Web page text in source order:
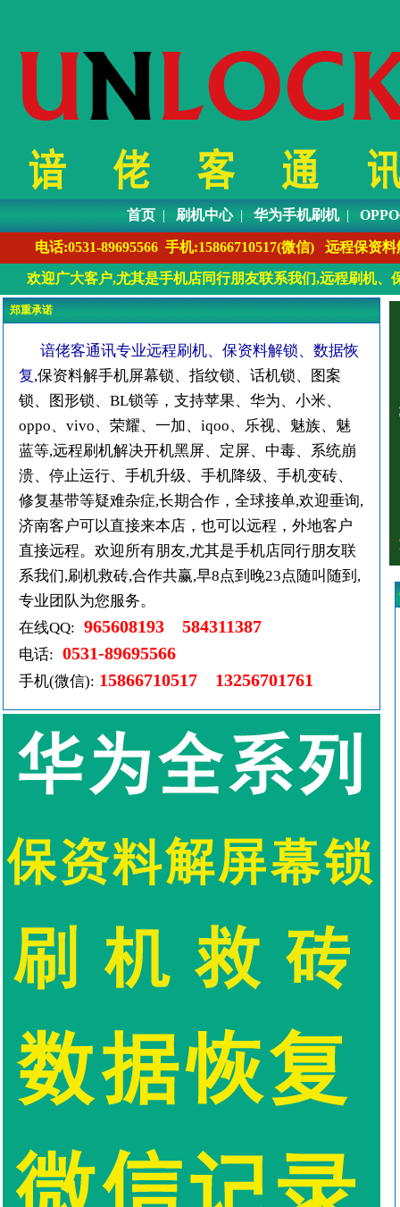
首页| 刷机中心| 华为手机刷机|
电话:0531-89695566 手机:15866710517(微信) 远程保资
欢迎广大客户,尤其是手机店同行朋友联系我们,远程刷机
郑重承诺
谙佬客通讯专业远程刷机、保资料解锁、数据恢
复,保资料解手机屏幕锁、指纹锁、话机锁、图案
锁、图形锁、BL锁等，支持苹果、华为、小米、
oppo、vivo、荣耀、一加、iqoo、乐视、魅族、魅
蓝等,远程刷机解决开机黑屏、定屏、中毒、系统崩
溃、停止运行、手机升级、手机降级、手机变砖、
修复基带等疑难杂症,长期合作，全球接单,欢迎垂询,
济南客户可以直接来本店，也可以远程，外地客户
直接远程。欢迎所有朋友,尤其是手机店同行朋友联
系我们,刷机救砖,合作共赢,早8点到晚23点随叫随到,
专业团队为您服务。
在线QQ: 965608193 584311387
电话: 0531-89695566
手机(微信): 15866710517 13256701761